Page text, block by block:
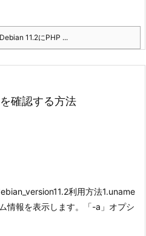
11.2にPHP ...
確認する方法
11.2利用方法1.uname
情報を表示します。「-a」オプシ